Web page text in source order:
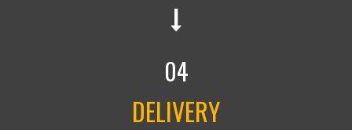
04
DELIVERY